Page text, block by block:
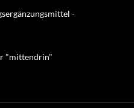
-
"mittendrin"